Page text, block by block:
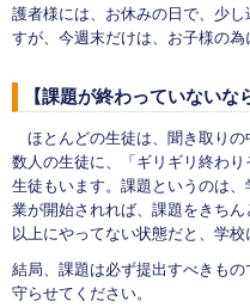
護者様には、お休みの日で、少
すが、今週末だけは、お子様の為
【課題が終わっていないな
ほとんどの生徒は、聞き取りの
数人の生徒に、「ギリギリ終わ
生徒もいます。課題というのは
業が開始されれば、課題をきち
以上にやってない状態だと、学校
結局、課題は必ず提出すべきも
守らせてください。